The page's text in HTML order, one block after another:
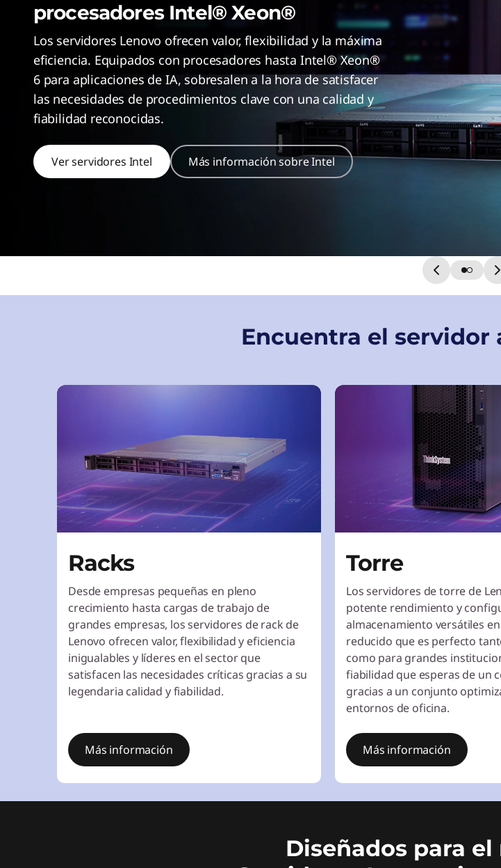
procesadores Intel® Xeon®
Los servidores Lenovo ofrecen valor, flexibilidad y la máxima
eficiencia. Equipados con procesadores hasta Intel® Xeon®
6 para aplicaciones de IA, sobresalen a la hora de satisfacer
las necesidades de procedimientos clave con una calidad y
fiabilidad reconocidas.
Ver servidores Intel Más información sobre Intel
Encuentra el servidor
Racks
Desde empresas pequeñas en pleno
crecimiento hasta cargas de trabajo de
grandes empresas, los servidores de rack de
Lenovo ofrecen valor, flexibilidad y eficiencia
inigualables y líderes en el sector que
satisfacen las necesidades críticas gracias a su
legendaria calidad y fiabilidad.
Más información
Torre
Los servidores de torre de
potente rendimiento y
almacenamiento versátiles
reducido que es perfecto
como para grandes
fiabilidad que esperas de un
gracias a un conjunto
entornos de oficina.
Más información
Diseñados para